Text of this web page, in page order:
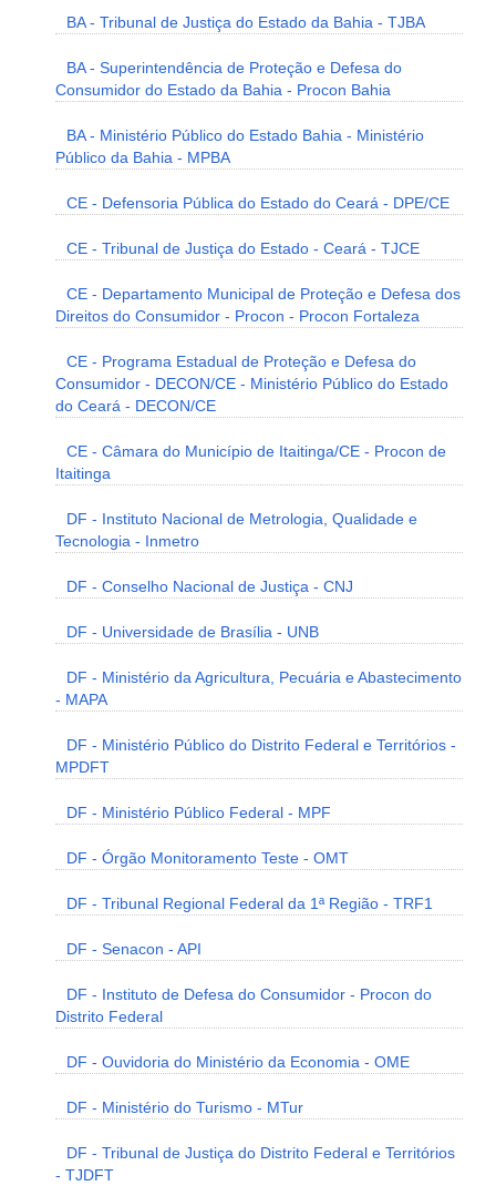
BA - Tribunal de Justiça do Estado da Bahia - TJBA
BA - Superintendência de Proteção e Defesa do
Consumidor do Estado da Bahia - Procon Bahia
BA - Ministério Público do Estado Bahia - Ministério
Público da Bahia - MPBA
CE - Defensoria Pública do Estado do Ceará - DPE/CE
CE - Tribunal de Justiça do Estado - Ceará - TJCE
CE - Departamento Municipal de Proteção e Defesa dos
Direitos do Consumidor - Procon - Procon Fortaleza
CE - Programa Estadual de Proteção e Defesa do
Consumidor - DECON/CE - Ministério Público do Estado
do Ceará - DECON/CE
CE - Câmara do Município de Itaitinga/CE - Procon de
Itaitinga
DF - Instituto Nacional de Metrologia, Qualidade e
Tecnologia - Inmetro
DF - Conselho Nacional de Justiça - CNJ
DF - Universidade de Brasília - UNB
DF - Ministério da Agricultura, Pecuária e Abastecimento
- MAPA
DF - Ministério Público do Distrito Federal e Territórios -
MPDFT
DF - Ministério Público Federal - MPF
DF - Órgão Monitoramento Teste - OMT
DF - Tribunal Regional Federal da 1ª Região - TRF1
DF - Senacon - API
DF - Instituto de Defesa do Consumidor - Procon do
Distrito Federal
DF - Ouvidoria do Ministério da Economia - OME
DF - Ministério do Turismo - MTur
DF - Tribunal de Justiça do Distrito Federal e Territórios
- TJDFT